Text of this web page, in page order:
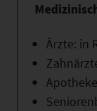
Ärzte: in